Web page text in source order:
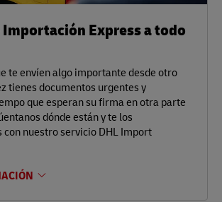
Importación Express a todo
te envíen algo importante desde otro
tienes documentos urgentes y
que esperan su firma en otra parte
dónde están y te los
nuestro servicio DHL Import